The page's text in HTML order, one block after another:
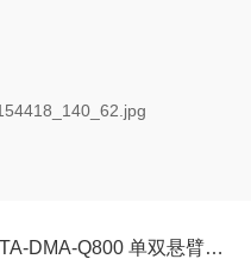
动态热机械分析仪 TA-DMA-Q800 单双悬臂应用场景